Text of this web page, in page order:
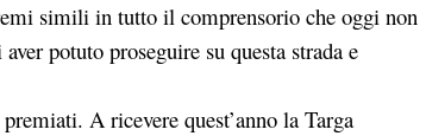
simili in tutto il comprensorio che oggi non
potuto proseguire su questa strada e
A ricevere quest’anno la Targa